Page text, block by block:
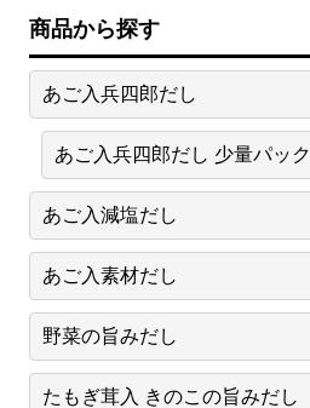
商品から探す
あご入兵四郎だし
あご入兵四郎だし 少量パック
あご入減塩だし
あご入素材だし
野菜の旨みだし
たもぎ茸入 きのこの旨みだし